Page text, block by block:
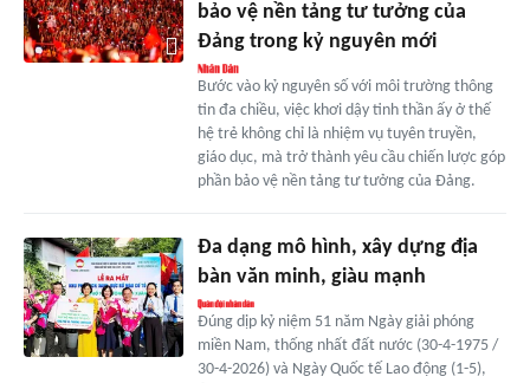
bảo vệ nền tảng tư tưởng của
Đảng trong kỷ nguyên mới
Bước vào kỷ nguyên số với môi trường thông
tin đa chiều, việc khơi dậy tinh thần ấy ở thế
hệ trẻ không chỉ là nhiệm vụ tuyên truyền,
giáo dục, mà trở thành yêu cầu chiến lược góp
phần bảo vệ nền tảng tư tưởng của Đảng.
Đa dạng mô hình, xây dựng địa
bàn văn minh, giàu mạnh
Đúng dịp kỷ niệm 51 năm Ngày giải phóng
miền Nam, thống nhất đất nước (30-4-1975 /
30-4-2026) và Ngày Quốc tế Lao động (1-5),